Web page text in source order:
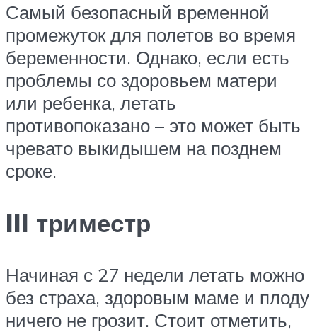
Самый безопасный временной
промежуток для полетов во время
беременности. Однако, если есть
проблемы со здоровьем матери
или ребенка, летать
противопоказано – это может быть
чревато выкидышем на позднем
сроке.
III триместр
Начиная с 27 недели летать можно
без страха, здоровым маме и плоду
ничего не грозит. Стоит отметить,